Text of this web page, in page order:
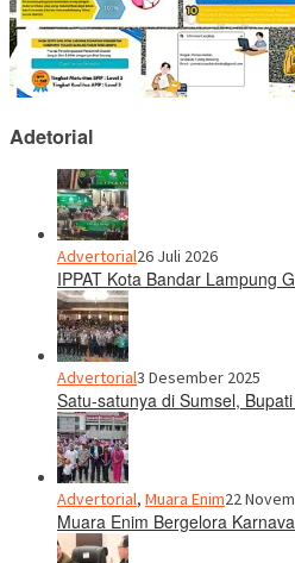
Adetorial
Advertorial26 Juli 2026
IPPAT Kota Bandar Lampung
Advertorial3 Desember 2025
Satu-satunya di Sumsel,
Advertorial, Muara Enim22
Muara Enim Bergelora